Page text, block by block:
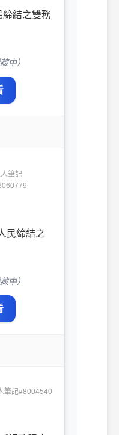
締結之雙務
中）
筆記
民締結之
中）
筆記#8004540